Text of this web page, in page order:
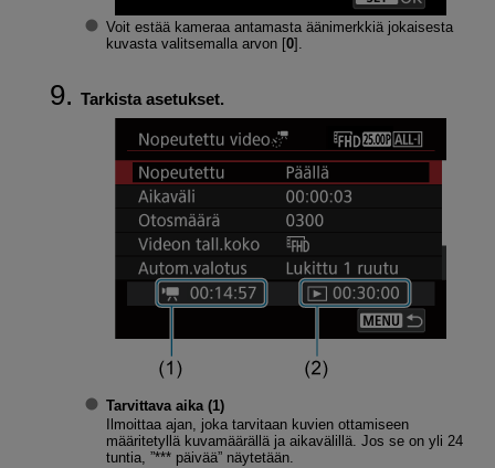
Voit estää kameraa antamasta äänimerkkiä jokaisesta
kuvasta valitsemalla arvon [0].
Tarkista asetukset.
Tarvittava aika(1)
Ilmoittaa ajan, joka tarvitaan kuvien ottamiseen
määritetyllä kuvamäärällä ja aikavälillä. Jos se on yli 24
tuntia, ”*** päivää” näytetään.